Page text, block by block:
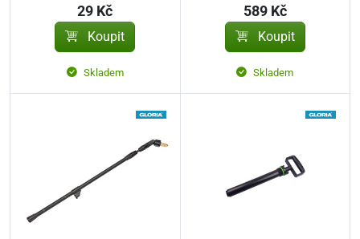
29 Kč
Koupit
Skladem
589 Kč
Koupit
Skladem